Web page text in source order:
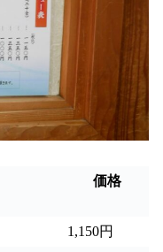
価格
1,150円